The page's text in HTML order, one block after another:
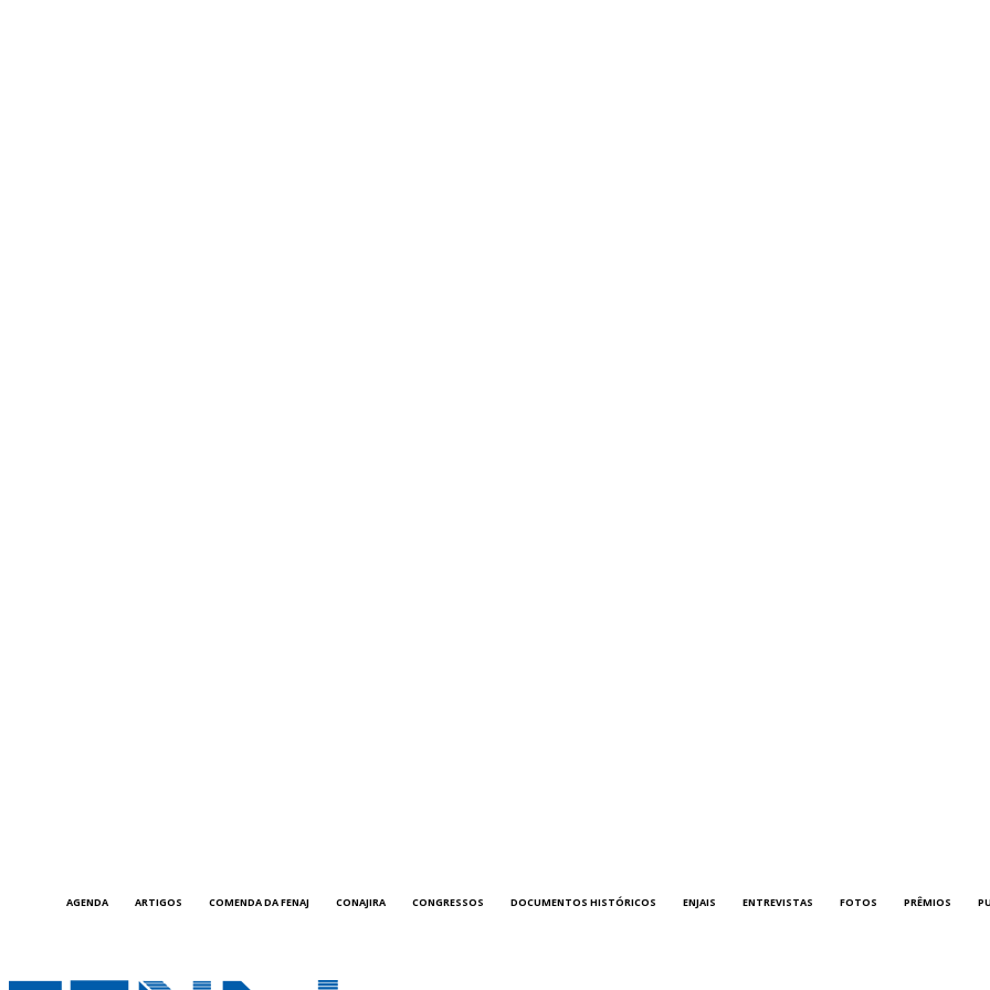
AGENDA ARTIGOS COMENDA DA FENAJ CONAJIRA CONGRESSOS DOCUMENTOS HISTÓRICOS ENJAIS ENTREVISTAS FOTOS PRÊMIOS